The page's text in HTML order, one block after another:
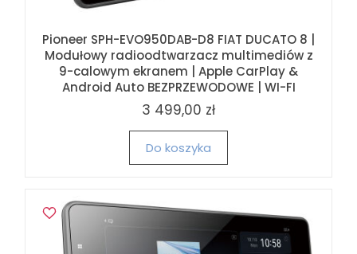
Pioneer SPH-EVO950DAB-D8 FIAT DUCATO 8 |
Modułowy radioodtwarzacz multimediów z
9-calowym ekranem | Apple CarPlay &
Android Auto BEZPRZEWODOWE | WI-FI
3 499,00 zł
Do koszyka